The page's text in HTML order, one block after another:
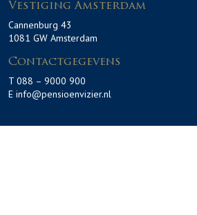
Vestiging Amsterdam
Cannenburg 43
1081 GW Amsterdam
Contactgegevens
T 088 – 9000 900
E info@pensioenvizier.nl